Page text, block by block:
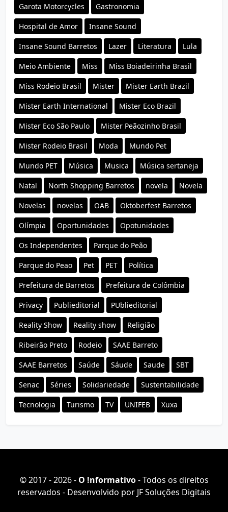
Garota Motorcycles Gastronomia
Hospital de Amor Insane Sound
Insane Sound Barretos Lazer Literatura Lula
Meio Ambiente Miss Miss Boiadeirinha Brasil
Miss Rodeio Brasil Mister Mister Earth Brazil
Mister Earth International Mister Eco Brazil
Mister Eco São Paulo Mister Peãozinho Brasil
Mister Rodeio Brasil Moda Mundo Pet
Mundo PET Música Musica Música sertaneja
Natal North Shopping Barretos novela Novela
Novelas novelas OAB Oktoberfest Barretos
Olímpia Oportunidades Opotunidades
Os Independentes Parque do Peão
Parque do Peao Pet PET Política
Prefeitura de Barretos Prefeitura de Colômbia
Privacy Publieditorial PUblieditorial
Reality Show Reality show Religião
Ribeirão Preto Rodeio SAAE Barreto
SAAE Barretos Saúde Sáude Saude SBT
Senac Séries Solidariedade Sustentabilidade
Tecnologia Turismo TV UNIFEB Xuxa
© 2017 - 2026 - O ǃnformativo- Todos os direitos
reservados - Desenvolvido por JF Soluções Digitais